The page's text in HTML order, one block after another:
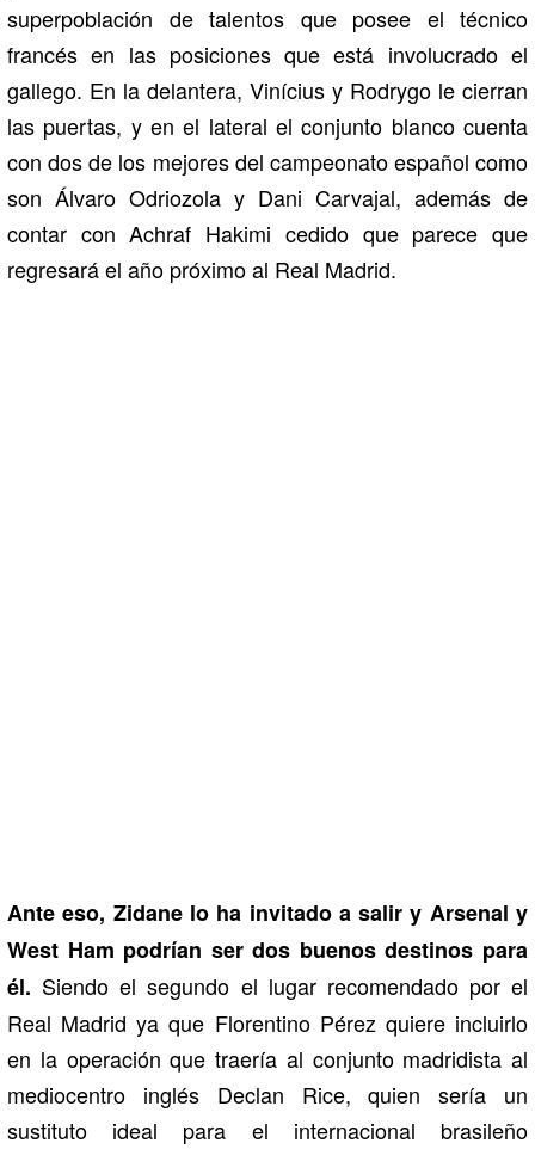
superpoblación de talentos que posee el técnico
francés en las posiciones que está involucrado el
gallego. En la delantera, Vinícius y Rodrygo le cierran
las puertas, y en el lateral el conjunto blanco cuenta
con dos de los mejores del campeonato español como
son Álvaro Odriozola y Dani Carvajal, además de
contar con Achraf Hakimi cedido que parece que
regresará el año próximo al Real Madrid.
Ante eso, Zidane lo ha invitado a salir y Arsenal y
West Ham podrían ser dos buenos destinos para
él. Siendo el segundo el lugar recomendado por el
Real Madrid ya que Florentino Pérez quiere incluirlo
en la operación que traería al conjunto madridista al
mediocentro inglés Declan Rice, quien sería un
sustituto ideal para el internacional brasileño